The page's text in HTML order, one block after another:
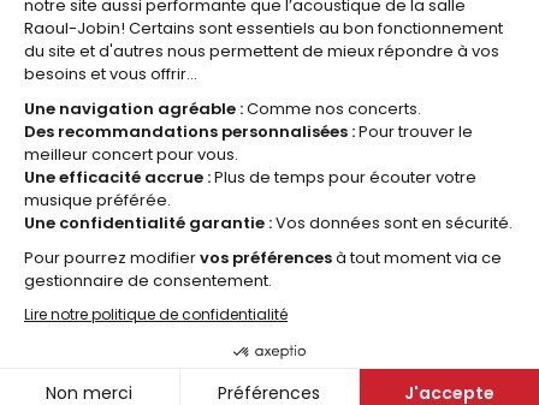
Abonnez-vous à l'INFOLETTREdu Palais Montcalm!
JE M'ABONNE
© 2026 Palais Montcalm, maison de la musique -
Réalisation Amiral Agence Web
confidentialité